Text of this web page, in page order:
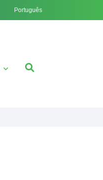
Português